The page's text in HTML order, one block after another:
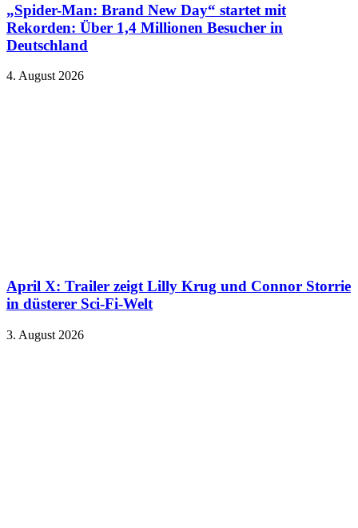
„Spider-Man: Brand New Day“ startet mit
Rekorden: Über 1,4 Millionen Besucher in
Deutschland
4. August 2026
April X: Trailer zeigt Lilly Krug und Connor Storrie
in düsterer Sci-Fi-Welt
3. August 2026